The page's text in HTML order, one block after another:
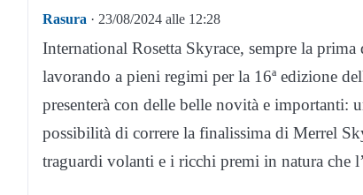
Rasura · 23/08/2024 alle 12:28
International Rosetta Skyrace, sempre la
lavorando a pieni regimi per la 16ª edizione
presenterà con delle belle novità e importanti:
possibilità di correre la finalissima di Merrel
traguardi volanti e i ricchi premi in natura che